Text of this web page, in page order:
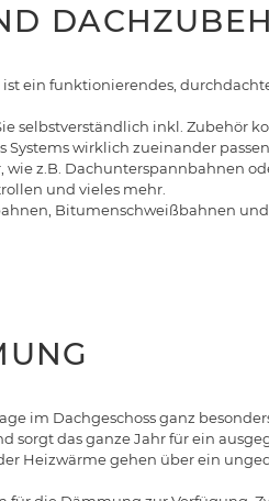
ein funktionierendes,
selbstverständlich inkl. Zubehör
wirklich zueinander passen.
z.B. Dachunterspannbahnen
und vieles mehr.
Bitumenschweißbahnen
im Dachgeschoss ganz
sorgt das ganze Jahr für ein
Heizwärme gehen über ein